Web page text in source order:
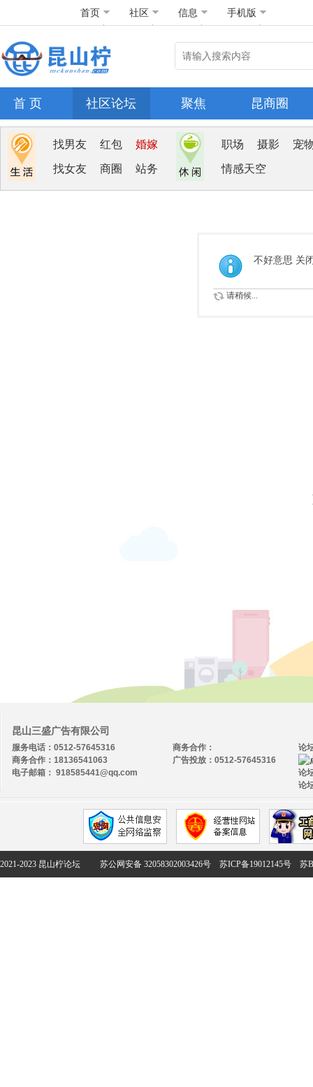
首页 社区 信息 手机版
首 页 社区论坛 聚焦 昆商圈
找男友 红包 婚嫁
找女友 商圈 站务
职场 摄影 宠
情感天空
不好意思 关
请稍候...
昆山三盛广告有限公司
服务电话：0512-57645316
商务合作：18136541063
电子邮箱： 918585441@qq.com
论
论
论
商务合作：
广告投放：0512-57645316
2021-2023 昆山柠论坛 苏公网安备 32058302003426号 苏ICP备19012145号 苏